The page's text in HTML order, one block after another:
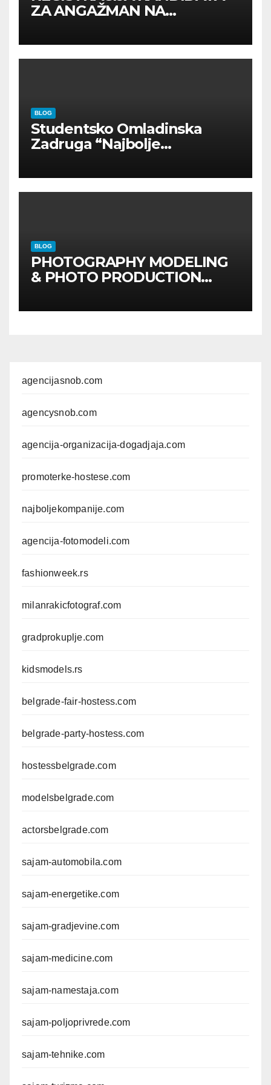
ZA ANGAŽMAN NA
BLOG
Studentsko Omladinska
Zadruga “Najbolje
BLOG
PHOTOGRAPHY MODELING
& PHOTO PRODUCTION
kroz foto modele,
agencijasnob.com
agencysnob.com
agencija-organizacija-dogadjaja.com
promoterke-hostese.com
najboljekompanije.com
agencija-fotomodeli.com
fashionweek.rs
milanrakicfotograf.com
gradprokuplje.com
kidsmodels.rs
belgrade-fair-hostess.com
belgrade-party-hostess.com
hostessbelgrade.com
modelsbelgrade.com
actorsbelgrade.com
sajam-automobila.com
sajam-energetike.com
sajam-gradjevine.com
sajam-medicine.com
sajam-namestaja.com
sajam-poljoprivrede.com
sajam-tehnike.com